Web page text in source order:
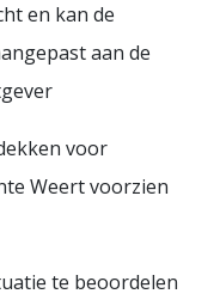
en kan de
aan de
voor
Weert voorzien
te beoordelen